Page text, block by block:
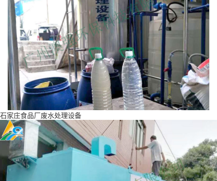
石家庄食品厂废水处理设备